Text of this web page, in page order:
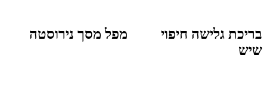
בריכת גלישה חיפוי
שיש
מפל מסך נירוסטה